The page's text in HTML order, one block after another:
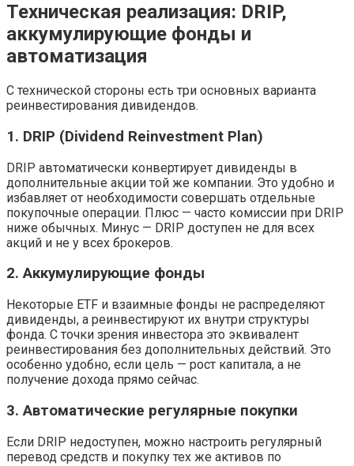
Техническая реализация: DRIP,
аккумулирующие фонды и
автоматизация
С технической стороны есть три основных варианта
реинвестирования дивидендов.
1. DRIP (Dividend Reinvestment Plan)
DRIP автоматически конвертирует дивиденды в
дополнительные акции той же компании. Это удобно и
избавляет от необходимости совершать отдельные
покупочные операции. Плюс — часто комиссии при DRIP
ниже обычных. Минус — DRIP доступен не для всех
акций и не у всех брокеров.
2. Аккумулирующие фонды
Некоторые ETF и взаимные фонды не распределяют
дивиденды, а реинвестируют их внутри структуры
фонда. С точки зрения инвестора это эквивалент
реинвестирования без дополнительных действий. Это
особенно удобно, если цель — рост капитала, а не
получение дохода прямо сейчас.
3. Автоматические регулярные покупки
Если DRIP недоступен, можно настроить регулярный
перевод средств и покупку тех же активов по